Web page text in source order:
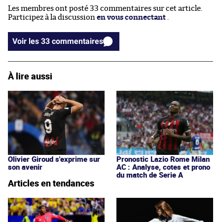
Les membres ont posté 33 commentaires sur cet article.
Participez à la discussion en vous connectant .
Voir les 33 commentaires
À lire aussi
Olivier Giroud s'exprime sur
son avenir
Pronostic Lazio Rome Milan
AC : Analyse, cotes et prono
du match de Serie A
Articles en tendances